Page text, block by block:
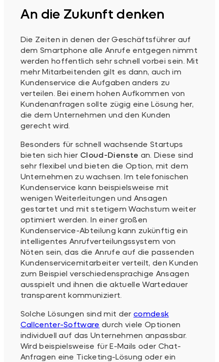
An die Zukunft denken
Die Zeiten in denen der Geschäftsführer auf
dem Smartphone alle Anrufe entgegen nimmt
werden hoffentlich sehr schnell vorbei sein. Mit
mehr Mitarbeitenden gilt es dann, auch im
Kundenservice die Aufgaben anders zu
verteilen. Bei einem hohen Aufkommen von
Kundenanfragen sollte zügig eine Lösung her,
die dem Unternehmen und den Kunden
gerecht wird.
Besonders für schnell wachsende Startups
bieten sich hier Cloud-Dienste an. Diese sind
sehr flexibel und bieten die Option, mit dem
Unternehmen zu wachsen. Im telefonischen
Kundenservice kann beispielsweise mit
wenigen Weiterleitungen und Ansagen
gestartet und mit stetigem Wachstum weiter
optimiert werden. In einer großen
Kundenservice-Abteilung kann zukünftig ein
intelligentes Anrufverteilungssystem von
Nöten sein, das die Anrufe auf die passenden
Kundenservicemitarbeiter verteilt, den Kunden
zum Beispiel verschiedensprachige Ansagen
ausspielt und ihnen die aktuelle Wartedauer
transparent kommuniziert.
Solche Lösungen sind mit der comdesk
Callcenter-Software durch viele Optionen
individuell auf das Unternehmen anpassbar.
Wird beispielsweise für E-Mails oder Chat-
Anfragen eine Ticketing-Lösung oder ein